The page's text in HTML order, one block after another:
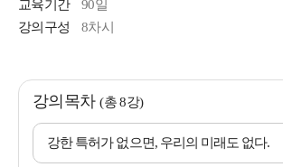
교육기간
90일
강의구성
8차시
강의목차 (총 8강)
강한 특허가 없으면, 우리의 미래도 없다.